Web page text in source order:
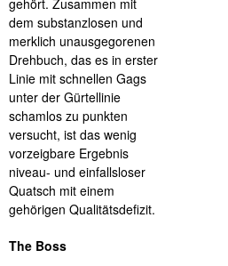
gehört. Zusammen mit
dem substanzlosen und
merklich unausgegorenen
Drehbuch, das es in erster
Linie mit schnellen Gags
unter der Gürtellinie
schamlos zu punkten
versucht, ist das wenig
vorzeigbare Ergebnis
niveau- und einfallsloser
Quatsch mit einem
gehörigen Qualitätsdefizit.
The Boss